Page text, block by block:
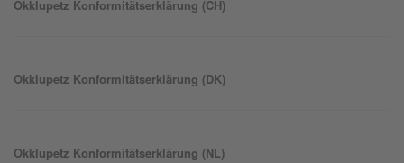
Okklupetz Konformitätserklärung (CH)
Okklupetz Konformitätserklärung (DK)
Okklupetz Konformitätserklärung (NL)